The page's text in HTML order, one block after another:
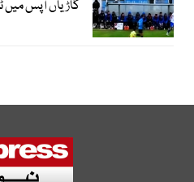
گاڑیاں آپس میں